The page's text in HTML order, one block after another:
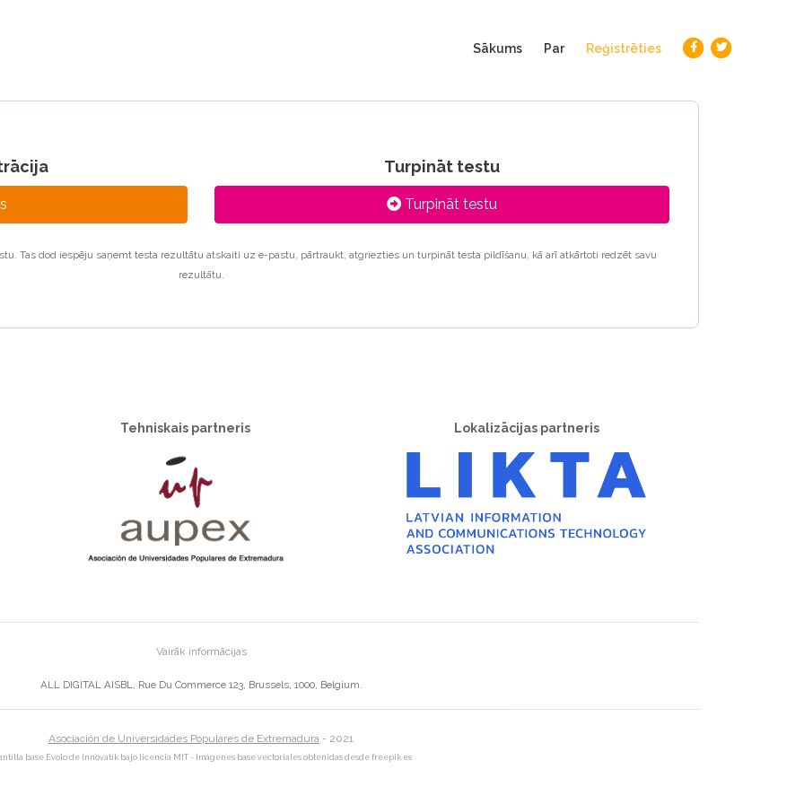
Sākums(current)
Par Reģistrēties
Turpināt testu
Turpināt testu
Tas dod iespēju saņemt testa rezultātu atskaiti uz e-pastu, pārtraukt, atgriezties un turpināt testa pildīšanu, kā arī atkārtoti redzēt savu
rezultātu.
Tehniskais partneris Lokalizācijas partneris
Vairāk informācijas
ALL DIGITAL AISBL, Rue Du Commerce 123, Brussels, 1000, Belgium.
Asociación de Universidades Populares de Extremadura - 2021
base Evolo de Innovatik bajo licencia MIT - Imágenes base vectoriales obtenidas desde freepik.es